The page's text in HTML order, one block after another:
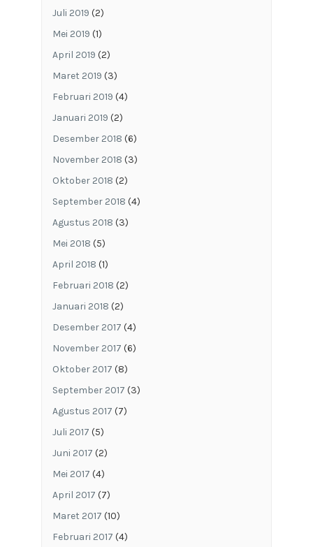
Juli 2019 (2)
Mei 2019 (1)
April 2019 (2)
Maret 2019 (3)
Februari 2019 (4)
Januari 2019 (2)
Desember 2018 (6)
November 2018 (3)
Oktober 2018 (2)
September 2018 (4)
Agustus 2018 (3)
Mei 2018 (5)
April 2018 (1)
Februari 2018 (2)
Januari 2018 (2)
Desember 2017 (4)
November 2017 (6)
Oktober 2017 (8)
September 2017 (3)
Agustus 2017 (7)
Juli 2017 (5)
Juni 2017 (2)
Mei 2017 (4)
April 2017 (7)
Maret 2017 (10)
Februari 2017 (4)